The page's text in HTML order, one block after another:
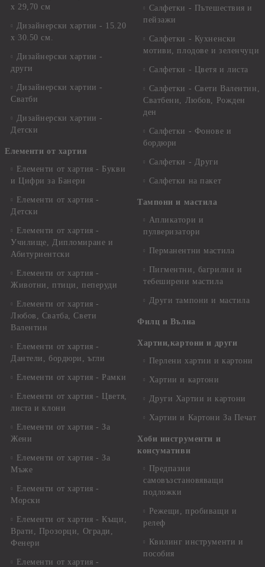
х 29,70 см
Дизайнерски хартии - 15.20
x 30.50 см.
Дизайнерски хартии -
други
Дизайнерски хартии -
Сватби
Дизайнерски хартии -
Детски
Елементи от хартия
Елементи от хартия - Букви
и Цифри за Банери
Елементи от хартия -
Детски
Елементи от хартия -
Училище, Дипломиране и
Абитуриентски
Елементи от хартия -
Животни, птици, пеперуди
Елементи от хартия -
Любов, Сватба, Свети
Валентин
Елементи от хартия -
Дантели, бордюри, ъгли
Елементи от хартия - Рамки
Елементи от хартия - Цветя,
листа и клони
Елементи от хартия - За
Жени
Елементи от хартия - За
Мъже
Елементи от хартия -
Морски
Елементи от хартия - Къщи,
Врати, Прозорци, Огради,
Фенери
Елементи от хартия -
Салфетки - Пътешествия и
пейзажи
Салфетки - Кухненски
мотиви, плодове и зеленчуци
Салфетки - Цветя и листа
Салфетки - Свети Валентин,
Сватбени, Любов, Рожден
ден
Салфетки - Фонове и
бордюри
Салфетки - Други
Салфетки на пакет
Тампони и мастила
Апликатори и
пулверизатори
Перманентни мастила
Пигментни, багрилни и
тебеширени мастила
Други тампони и мастила
Филц и Вълна
Хартии,картони и други
Перлени хартии и картони
Хартии и картони
Други Хартии и картони
Хартии и Картони За Печат
Хоби инструменти и
консумативи
Предпазни
самовъзстановяващи
подложки
Режещи, пробиващи и
релеф
Квилинг инструменти и
пособия